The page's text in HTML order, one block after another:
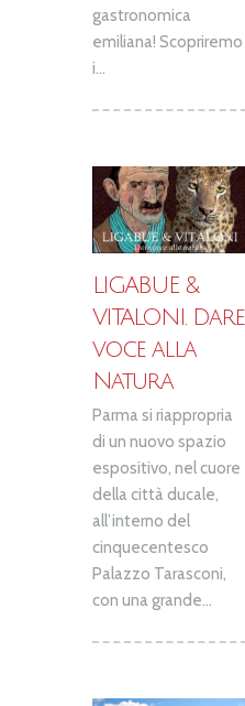
gastronomica
emiliana! Scopriremo
i...
LIGABUE &
VITALONI. Dare
voce alla
Natura
Parma si riappropria
di un nuovo spazio
espositivo, nel cuore
della città ducale,
all’interno del
cinquecentesco
Palazzo Tarasconi,
con una grande...